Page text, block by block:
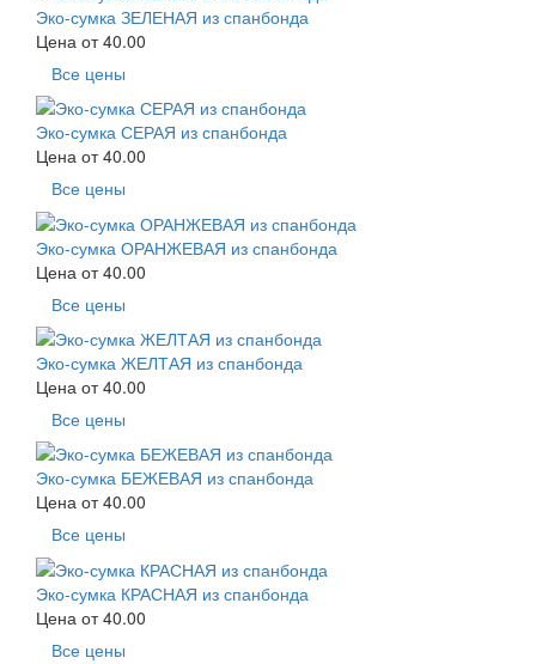
Эко-сумка ЗЕЛЕНАЯ из спанбонда
Цена от40.00
Все цены
Эко-сумка СЕРАЯ из спанбонда
Цена от40.00
Все цены
Эко-сумка ОРАНЖЕВАЯ из спанбонда
Цена от40.00
Все цены
Эко-сумка ЖЕЛТАЯ из спанбонда
Цена от40.00
Все цены
Эко-сумка БЕЖЕВАЯ из спанбонда
Цена от40.00
Все цены
Эко-сумка КРАСНАЯ из спанбонда
Цена от40.00
Все цены